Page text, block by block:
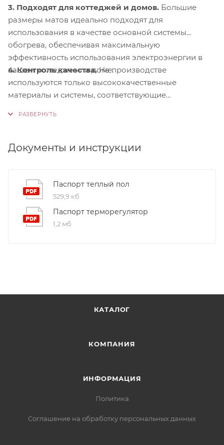
3. Подходят для коттеджей и домов. Большие
размеры матов идеально подходят для
использования в качестве основной системы
обогрева, обеспечивая максимальную
эффективность использования электроэнергии в
вашем коттедже или доме.
4. Контроль качества.На производстве
используются только высококачественные
материалы и системы, соответствующие
Документы и инструкции
Паспорт теплый пол
529,9 кб
Паспорт терморегулятор
1,2 мб
КАТАЛОГ
КОМПАНИЯ
ИНФОРМАЦИЯ
Политика
Соглашение на обработку персональных данных